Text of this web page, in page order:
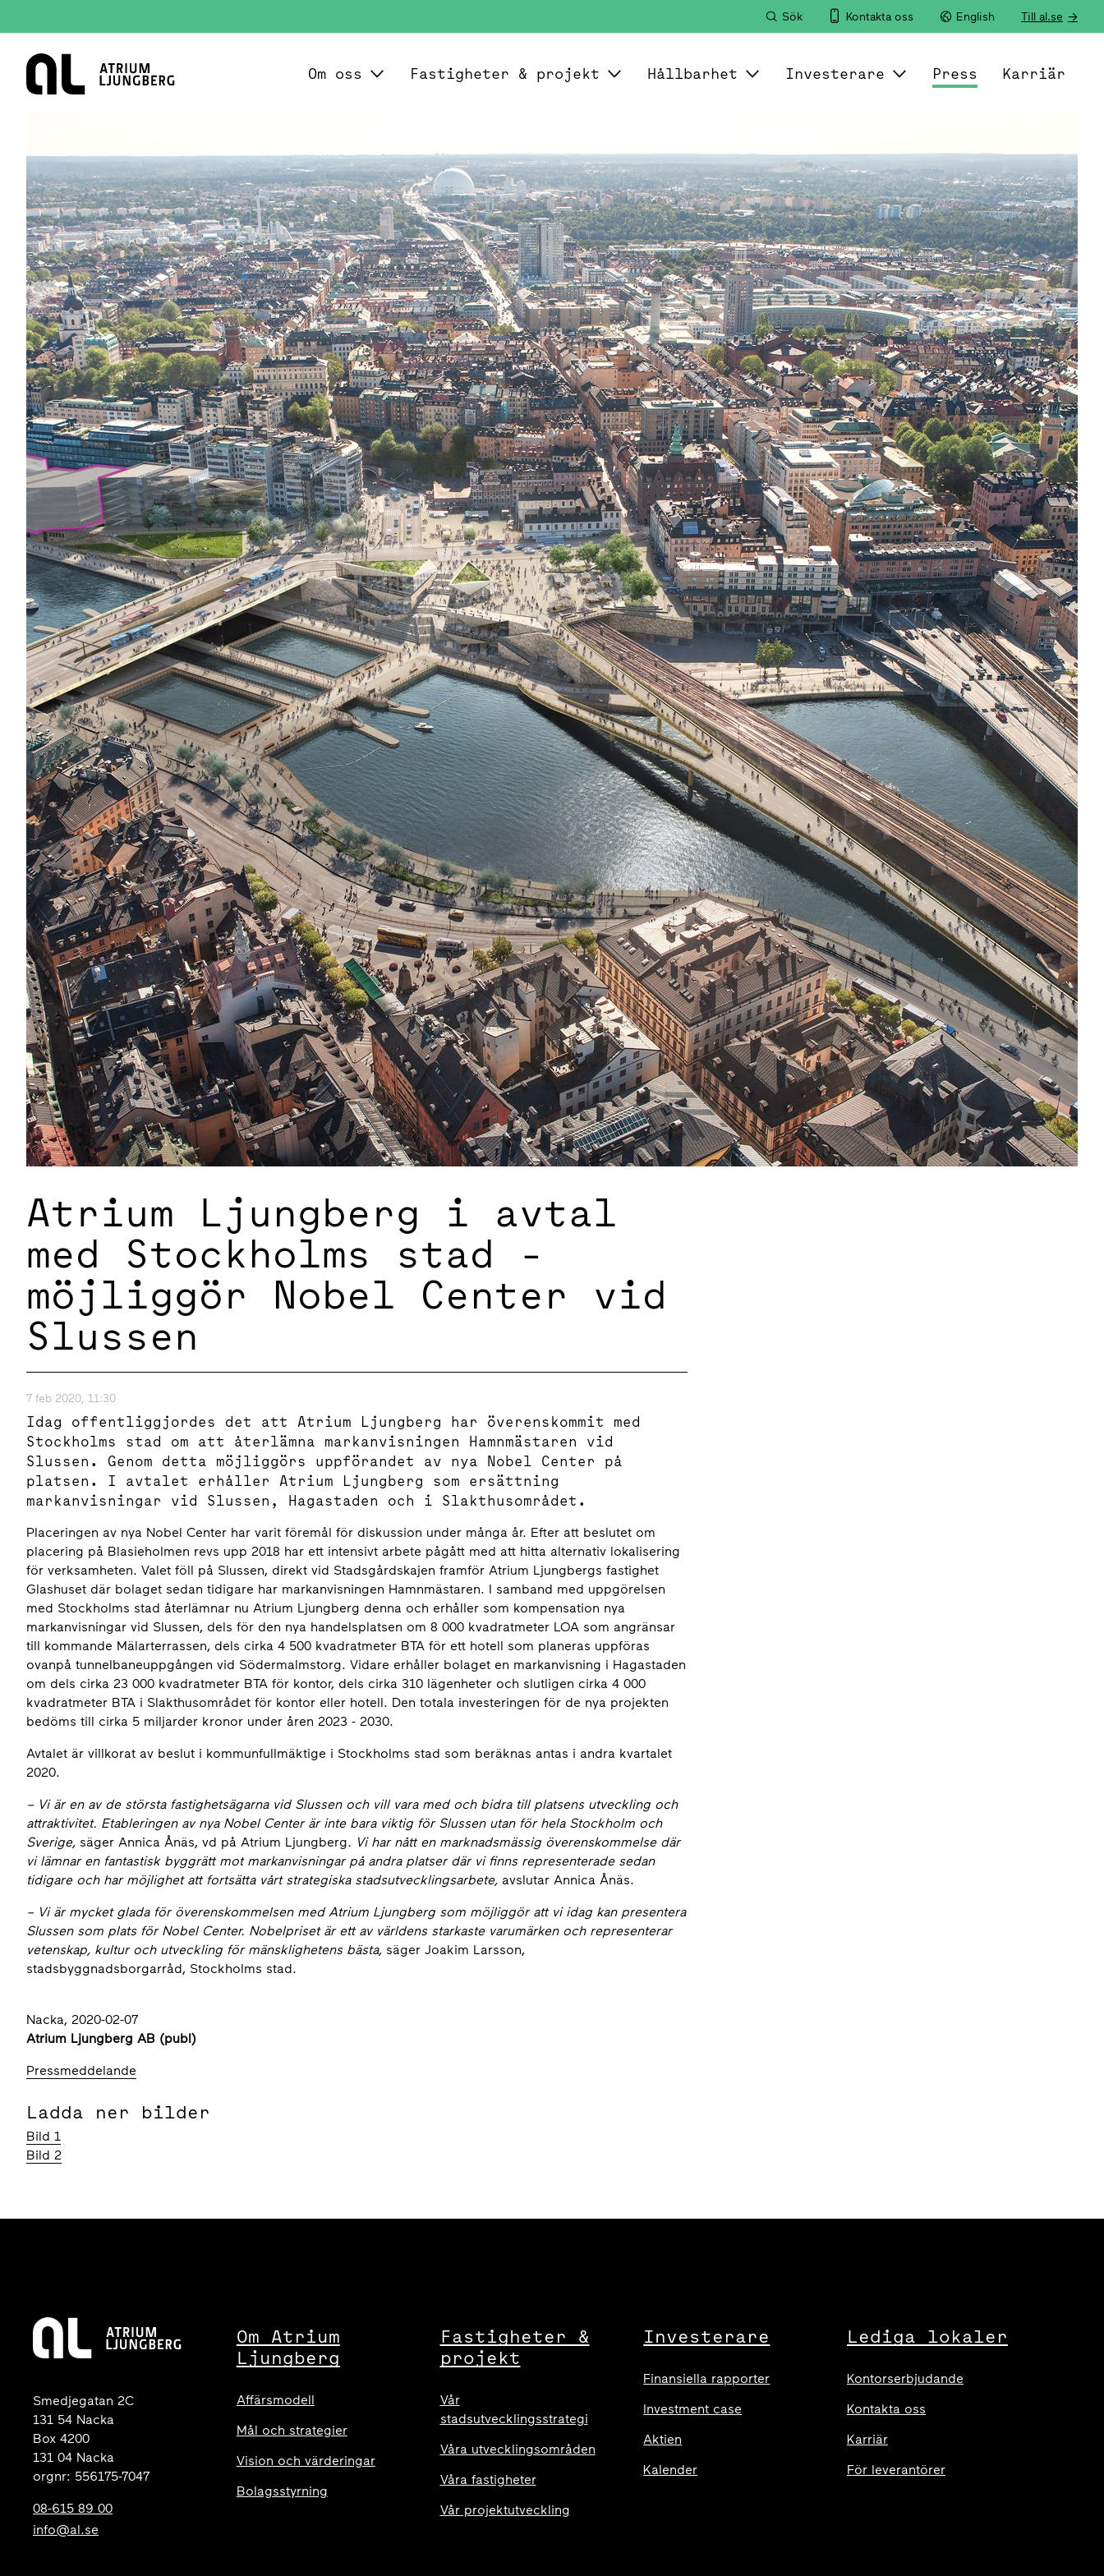
Sök Kontakta oss English Till al.se
Hem
Om oss Fastigheter & projekt Hållbarhet Investerare Press Karriär
Atrium Ljungberg i avtal
med Stockholms stad -
möjliggör Nobel Center vid
Slussen
7 feb 2020, 11:30
Idag offentliggjordes det att Atrium Ljungberg har överenskommit med
Stockholms stad om att återlämna markanvisningen Hamnmästaren vid
Slussen. Genom detta möjliggörs uppförandet av nya Nobel Center på
platsen. I avtalet erhåller Atrium Ljungberg som ersättning
markanvisningar vid Slussen, Hagastaden och i Slakthusområdet.
Placeringen av nya Nobel Center har varit föremål för diskussion under många år. Efter att beslutet om
placering på Blasieholmen revs upp 2018 har ett intensivt arbete pågått med att hitta alternativ lokalisering
för verksamheten. Valet föll på Slussen, direkt vid Stadsgårdskajen framför Atrium Ljungbergs fastighet
Glashuset där bolaget sedan tidigare har markanvisningen Hamnmästaren. I samband med uppgörelsen
med Stockholms stad återlämnar nu Atrium Ljungberg denna och erhåller som kompensation nya
markanvisningar vid Slussen, dels för den nya handelsplatsen om 8 000 kvadratmeter LOA som angränsar
till kommande Mälarterrassen, dels cirka 4 500 kvadratmeter BTA för ett hotell som planeras uppföras
ovanpå tunnelbaneuppgången vid Södermalmstorg. Vidare erhåller bolaget en markanvisning i Hagastaden
om dels cirka 23 000 kvadratmeter BTA för kontor, dels cirka 310 lägenheter och slutligen cirka 4 000
kvadratmeter BTA i Slakthusområdet för kontor eller hotell. Den totala investeringen för de nya projekten
bedöms till cirka 5 miljarder kronor under åren 2023 - 2030.
Avtalet är villkorat av beslut i kommunfullmäktige i Stockholms stad som beräknas antas i andra kvartalet
2020.
– Vi är en av de största fastighetsägarna vid Slussen och vill vara med och bidra till platsens utveckling och
attraktivitet. Etableringen av nya Nobel Center är inte bara viktig för Slussen utan för hela Stockholm och
Sverige, säger Annica Ånäs, vd på Atrium Ljungberg. Vi har nått en marknadsmässig överenskommelse där
vi lämnar en fantastisk byggrätt mot markanvisningar på andra platser där vi finns representerade sedan
tidigare och har möjlighet att fortsätta vårt strategiska stadsutvecklingsarbete, avslutar Annica Ånäs.
– Vi är mycket glada för överenskommelsen med Atrium Ljungberg som möjliggör att vi idag kan presentera
Slussen som plats för Nobel Center. Nobelpriset är ett av världens starkaste varumärken och representerar
vetenskap, kultur och utveckling för mänsklighetens bästa, säger Joakim Larsson,
stadsbyggnadsborgarråd, Stockholms stad.
Nacka, 2020-02-07
Atrium Ljungberg AB (publ)
Pressmeddelande
Ladda ner bilder
Bild 1
Bild 2
Smedjegatan 2C
131 54 Nacka
Box 4200
131 04 Nacka
orgnr: 556175-7047
08-615 89 00
info@al.se
Om Atrium
Ljungberg
Affärsmodell
Mål och strategier
Vision och värderingar
Bolagsstyrning
Fastigheter &
projekt
Vår
stadsutvecklingsstrategi
Våra utvecklingsområden
Våra fastigheter
Vår projektutveckling
Investerare
Finansiella rapporter
Investment case
Aktien
Kalender
Lediga lokaler
Kontorserbjudande
Kontakta oss
Karriär
För leverantörer